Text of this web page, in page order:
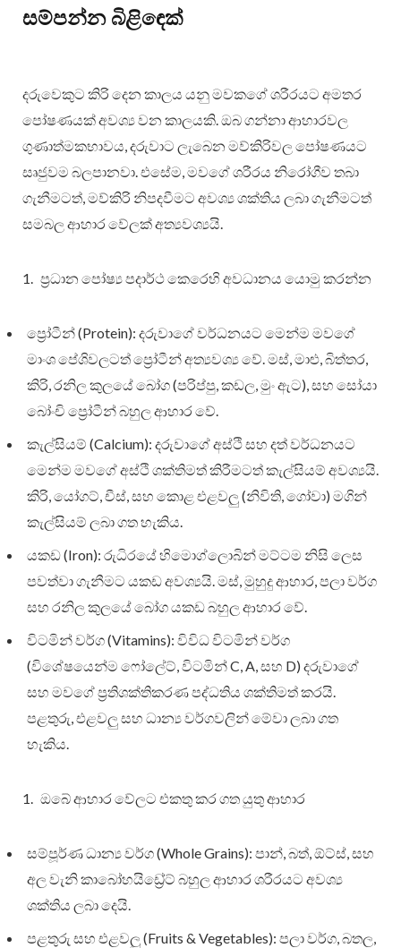
සම්පන්න බිළිඳෙක්
දරුවෙකුට කිරි දෙන කාලය යනු මවකගේ ශරීරයට අමතර
පෝෂණයක් අවශ්‍ය වන කාලයකි. ඔබ ගන්නා ආහාරවල
ගුණාත්මකභාවය, දරුවාට ලැබෙන මව්කිරිවල පෝෂණයට
සෘජුවම බලපානවා. එසේම, මවගේ ශරීරය නිරෝගීව තබා
ගැනීමටත්, මව්කිරි නිපදවීමට අවශ්‍ය ශක්තිය ලබා ගැනීමටත්
සමබල ආහාර වේලක් අත්‍යවශ්‍යයි.
ප්‍රධාන පෝෂ්‍ය පදාර්ථ කෙරෙහි අවධානය යොමු කරන්න
ප්‍රෝටීන් (Protein): දරුවාගේ වර්ධනයට මෙන්ම මවගේ
මාංශ පේශිවලටත් ප්‍රෝටීන් අත්‍යවශ්‍ය වේ. මස්, මාළු, බිත්තර,
කිරි, රනිල කුලයේ බෝග (පරිප්පු, කඩල, මුං ඇට), සහ සෝයා
බෝංචි ප්‍රෝටීන් බහුල ආහාර වේ.
කැල්සියම් (Calcium): දරුවාගේ අස්ථි සහ දත් වර්ධනයට
මෙන්ම මවගේ අස්ථි ශක්තිමත් කිරීමටත් කැල්සියම් අවශ්‍යයි.
කිරි, යෝගට්, චීස්, සහ කොළ එළවලු (නිවිති, ගෝවා) මගින්
කැල්සියම් ලබා ගත හැකිය.
යකඩ (Iron): රුධිරයේ හිමොග්ලොබින් මට්ටම නිසි ලෙස
පවත්වා ගැනීමට යකඩ අවශ්‍යයි. මස්, මුහුදු ආහාර, පලා වර්ග
සහ රනිල කුලයේ බෝග යකඩ බහුල ආහාර වේ.
විටමින් වර්ග (Vitamins): විවිධ විටමින් වර්ග
(විශේෂයෙන්ම ෆෝලේට්, විටමින් C, A, සහ D) දරුවාගේ
සහ මවගේ ප්‍රතිශක්තිකරණ පද්ධතිය ශක්තිමත් කරයි.
පළතුරු, එළවලු සහ ධාන්‍ය වර්ගවලින් මේවා ලබා ගත
හැකිය.
ඔබේ ආහාර වේලට එකතු කර ගත යුතු ආහාර
සම්පූර්ණ ධාන්‍ය වර්ග (Whole Grains): පාන්, බත්, ඕට්ස්, සහ
අල වැනි කාබෝහයිඩ්‍රේට් බහුල ආහාර ශරීරයට අවශ්‍ය
ශක්තිය ලබා දෙයි.
පළතුරු සහ එළවලු (Fruits & Vegetables): පලා වර්ග, බතල,